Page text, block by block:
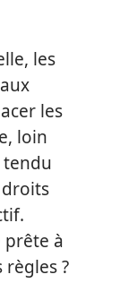
les
les
loin
tendu
prête à
règles ?